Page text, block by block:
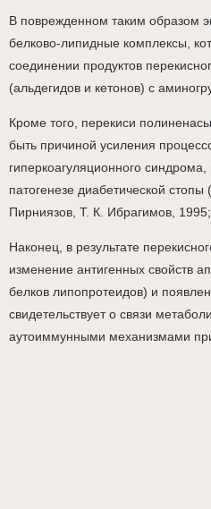
В поврежденном таким образом
белково-липидные комплексы,
соединении продуктов
(альдегидов и кетонов) с
Кроме того, перекиси
быть причиной усиления
гиперкоагуляционного
патогенезе диабетической
Пирниязов, Т. К. Ибрагимов,
Наконец, в результате
изменение антигенных свойств
белков липопротеидов) и
свидетельствует о связи
аутоиммунными механизмами